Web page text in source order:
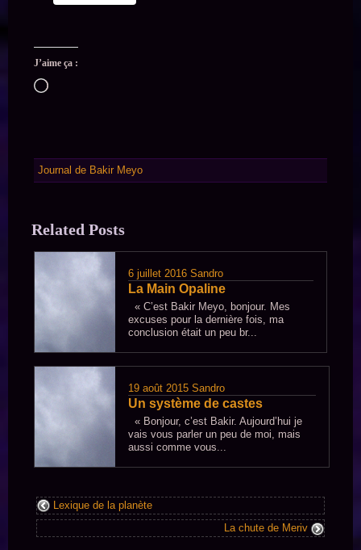
J’aime ça :
Chargement…
Journal de Bakir Meyo
Related Posts
6 juillet 2016 Sandro
La Main Opaline
« C’est Bakir Meyo, bonjour. Mes
excuses pour la dernière fois, ma
conclusion était un peu br...
19 août 2015 Sandro
Un système de castes
« Bonjour, c’est Bakir. Aujourd’hui je
vais vous parler un peu de moi, mais
aussi comme vous...
Lexique de la planète
La chute de Meriv